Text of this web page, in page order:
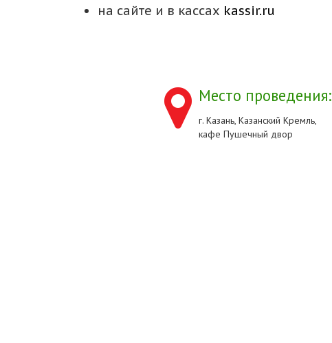
на сайте и в кассах kassir.ru
Место проведения:
г. Казань, Казанский Кремль,
кафе Пушечный двор